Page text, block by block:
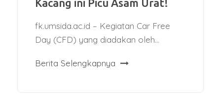
Kacang ini Picu Asam Urat!
fk.umsida.ac.id – Kegiatan Car Free
Day (CFD) yang diadakan oleh...
Berita Selengkapnya